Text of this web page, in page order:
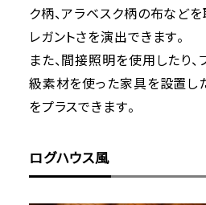
ク柄、アラベスク柄の布などを
レガントさを演出できます。
また、間接照明を使用したり、
級素材を使った家具を設置し
をプラスできます。
ログハウス風